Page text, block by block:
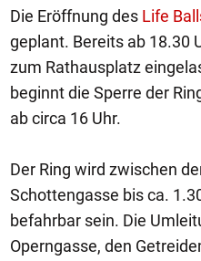
Die Eröffnung des Life
geplant. Bereits ab 18.30
zum Rathausplatz
beginnt die Sperre der
ab circa 16 Uhr.
Der Ring wird zwischen
Schottengasse bis ca.
befahrbar sein. Die
Operngasse, den